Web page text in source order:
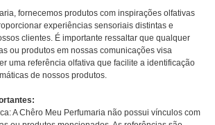
fornecemos produtos com inspirações olfativas
experiências sensoriais distintas e
clientes. É importante ressaltar que qualquer
ou produtos em nossas comunicações visa
uma referência olfativa que facilite a identificação
de nossos produtos.
A Chêro Meu Perfumaria não possui vínculos com